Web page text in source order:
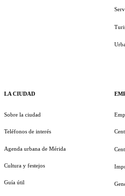
LA CIUDAD
Sobre la ciudad
Teléfonos de interés
Agenda urbana de Mérida
Cultura y festejos
Guía útil